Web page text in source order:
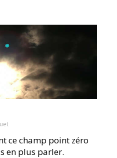
ce champ point zéro
en plus parler.